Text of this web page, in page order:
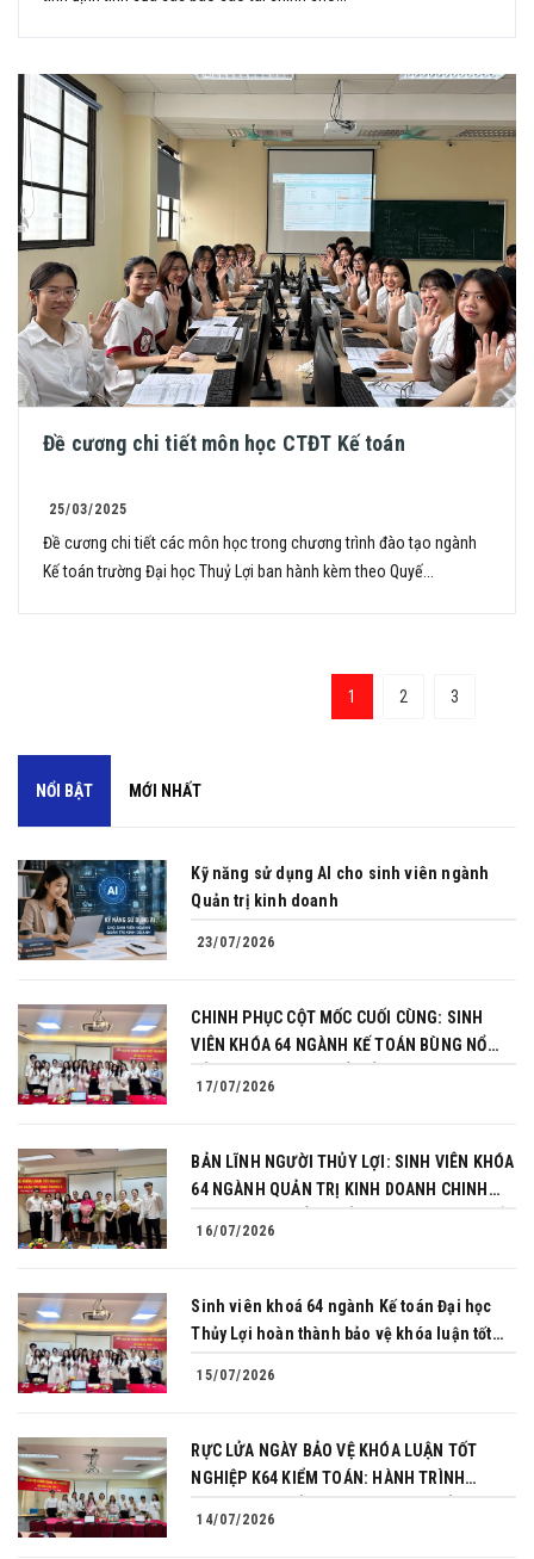
Đề cương chi tiết môn học CTĐT Kế toán
25/03/2025
Đề cương chi tiết các môn học trong chương trình đào tạo ngành
Kế toán trường Đại học Thuỷ Lợi ban hành kèm theo Quyế...
1 2 3
NỔI BẬT MỚI NHẤT
Kỹ năng sử dụng AI cho sinh viên ngành
Quản trị kinh doanh
23/07/2026
CHINH PHỤC CỘT MỐC CUỐI CÙNG: SINH
VIÊN KHÓA 64 NGÀNH KẾ TOÁN BÙNG NỔ
17/07/2026
BẢN LĨNH NGƯỜI THỦY LỢI: SINH VIÊN KHÓA
64 NGÀNH QUẢN TRỊ KINH DOANH CHINH
16/07/2026
Sinh viên khoá 64 ngành Kế toán Đại học
Thủy Lợi hoàn thành bảo vệ khóa luận tốt
15/07/2026
RỰC LỬA NGÀY BẢO VỆ KHÓA LUẬN TỐT
NGHIỆP K64 KIỂM TOÁN: HÀNH TRÌNH
14/07/2026